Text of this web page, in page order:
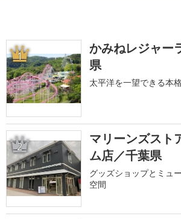
1
かみねレジャー
県
太平洋を一望できる本
2
マリーンズスト
ム店／千葉県
グッズショップとミュ
空間